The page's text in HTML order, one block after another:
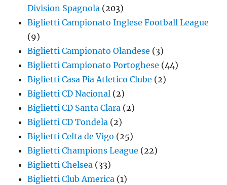
Division Spagnola (203)
Biglietti Campionato Inglese Football League
(9)
Biglietti Campionato Olandese (3)
Biglietti Campionato Portoghese (44)
Biglietti Casa Pia Atletico Clube (2)
Biglietti CD Nacional (2)
Biglietti CD Santa Clara (2)
Biglietti CD Tondela (2)
Biglietti Celta de Vigo (25)
Biglietti Champions League (22)
Biglietti Chelsea (33)
Biglietti Club America (1)